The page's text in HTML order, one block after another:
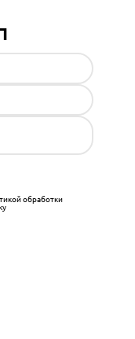
обработки